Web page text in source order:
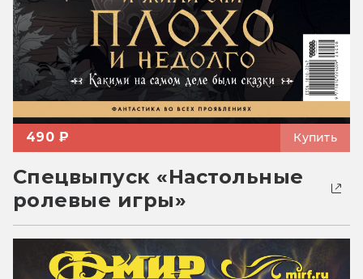
490 ₽ Купить
Спецвыпуск «Настольные
ролевые игры»